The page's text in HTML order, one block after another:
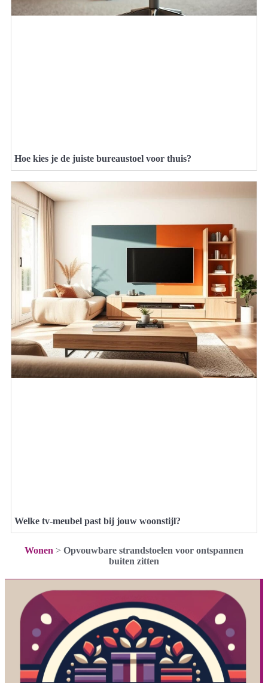
Hoe kies je de juiste bureaustoel voor thuis?
Welke tv-meubel past bij jouw woonstijl?
Wonen > Opvouwbare strandstoelen voor ontspannen
buiten zitten